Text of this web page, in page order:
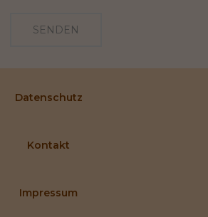
SENDEN
Datenschutz
Kontakt
Impressum